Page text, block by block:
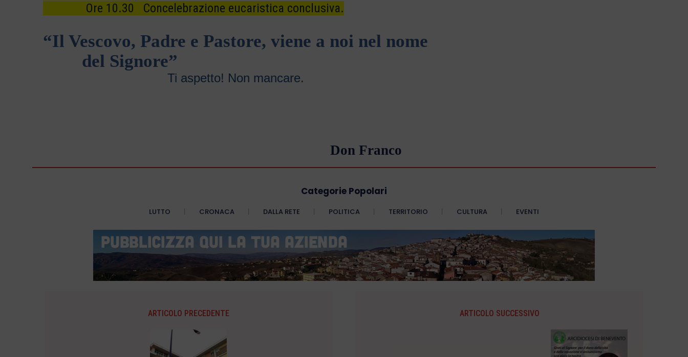
Ore 10.30 Concelebrazione eucaristica conclusiva.
“Il Vescovo, Padre e Pastore, viene a noi nel nome
del Signore”
Ti aspetto! Non mancare.
Don Franco
Categorie Popolari
LUTTO CRONACA DALLA RETE POLITICA TERRITORIO CULTURA EVENTI
ARTICOLO PRECEDENTE ARTICOLO SUCCESSIVO